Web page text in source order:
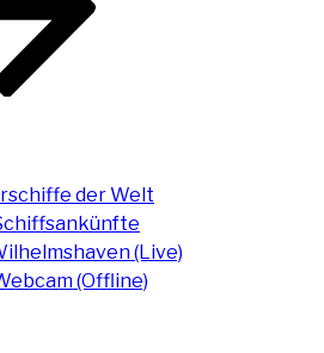
der Welt
(Live)
(Offline)